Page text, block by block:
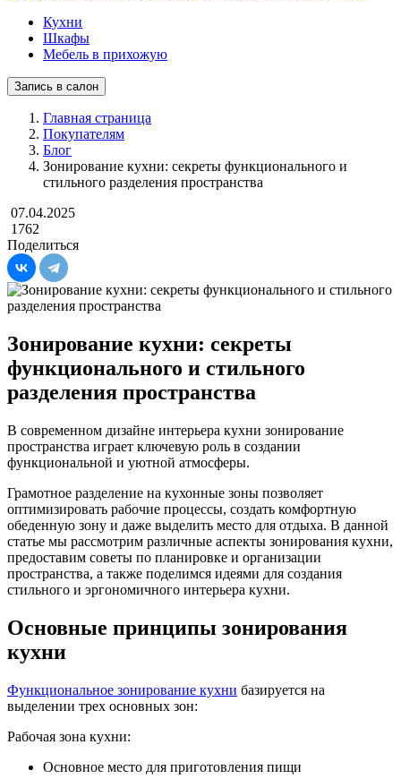
Кухни
Шкафы
Мебель в прихожую
Запись в салон
Главная страница
Покупателям
Блог
Зонирование кухни: секреты функционального и
стильного разделения пространства
07.04.2025
1762
Поделиться
Зонирование кухни: секреты
функционального и стильного
разделения пространства
В современном дизайне интерьера кухни зонирование
пространства играет ключевую роль в создании
функциональной и уютной атмосферы.
Грамотное разделение на кухонные зоны позволяет
оптимизировать рабочие процессы, создать комфортную
обеденную зону и даже выделить место для отдыха. В данной
статье мы рассмотрим различные аспекты зонирования кухни,
предоставим советы по планировке и организации
пространства, а также поделимся идеями для создания
стильного и эргономичного интерьера кухни.
Основные принципы зонирования
кухни
Функциональное зонирование кухни базируется на
выделении трех основных зон:
Рабочая зона кухни:
Основное место для приготовления пищи